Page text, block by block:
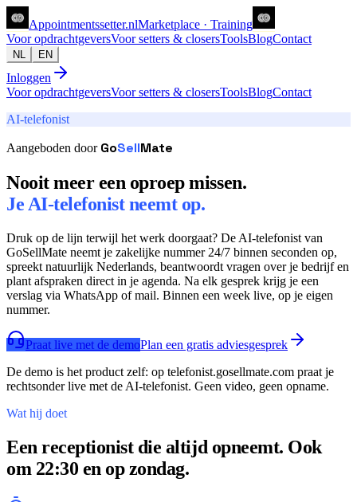
Appointmentssetter.nlMarketplace · Training
Voor opdrachtgeversVoor setters & closersToolsBlogContact
NL EN
Inloggen
Voor opdrachtgeversVoor setters & closersToolsBlogContact
AI-telefonist
Aangeboden door GoSellMate
Nooit meer een oproep missen.
Je AI-telefonist neemt op.
Druk op de lijn terwijl het werk doorgaat? De AI-telefonist van
GoSellMate neemt je zakelijke nummer 24/7 binnen seconden op,
spreekt natuurlijk Nederlands, beantwoordt vragen over je bedrijf en
plant afspraken direct in je agenda. Na elk gesprek krijg je een
verslag via WhatsApp of mail. Binnen een week live, op je eigen
nummer.
Praat live met de demoPlan een gratis adviesgesprek
De demo is het product zelf: op telefonist.gosellmate.com praat je
rechtsonder live met de AI-telefonist. Geen video, geen opname.
Wat hij doet
Een receptionist die altijd opneemt. Ook
om 22:30 en op zondag.